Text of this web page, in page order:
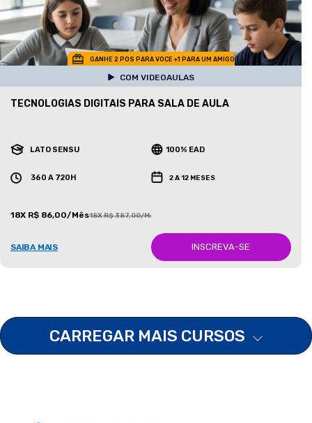
GANHE 2 POS PARA VOCE +1 PARA UM AMIGO
COM VIDEOAULAS
TECNOLOGIAS DIGITAIS PARA SALA DE AULA
LATO SENSU 100% EAD
360 A 720H 2 A 12 MESES
18X R$ 86,00/Mês18X R$ 387,00/Mês
SAIBA MAIS INSCREVA-SE
CARREGAR MAIS CURSOS